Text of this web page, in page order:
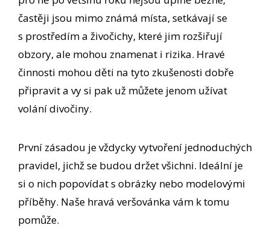
častěji jsou mimo známá místa, setkávají se
s prostředím a živočichy, které jim rozšiřují
obzory, ale mohou znamenat i rizika. Hravé
činnosti mohou děti na tyto zkušenosti dobře
připravit a vy si pak už můžete jenom užívat
volání divočiny.
První zásadou je vždycky vytvoření jednoduchých
pravidel, jichž se budou držet všichni. Ideální je
si o nich popovídat s obrázky nebo modelovými
příběhy. Naše hravá veršovánka vám k tomu
pomůže.